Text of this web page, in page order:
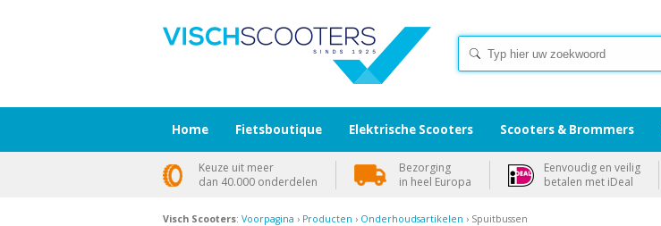
Visch Scooters: Voorpagina › Producten › Onderhoudsartikelen › Spuitbussen
Home Fietsboutique Elektrische Scooters Scooters & Brommers
Keuze uit meer
dan 40.000 onderdelen
Bezorging
in heel Europa
Eenvoudig en veilig
betalen met iDeal